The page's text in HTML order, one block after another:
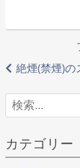
稿
ナ
ビ
ゲ
絶煙(禁煙)の
カテゴリー